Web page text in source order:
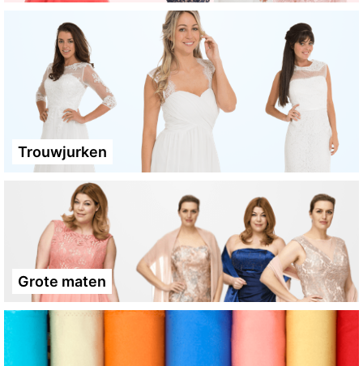
Trouwjurken
Grote maten